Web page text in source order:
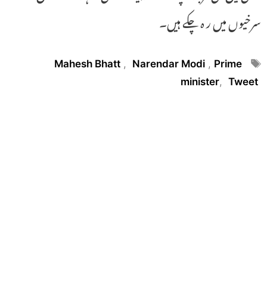
سرخیوں میں ر ہ چکے ہیں۔
Tags
Mahesh Bhatt , Narendar Modi , Prime
minister, Tweet